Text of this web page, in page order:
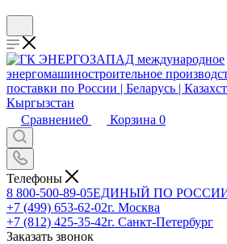
Сравнение0 Корзина 0
Телефоны
8 800-500-89-05ЕДИНЫЙ ПО
+7 (499) 653-62-02г. Москва
+7 (812) 425-35-42г. Санкт-Петербург
Заказать звонок